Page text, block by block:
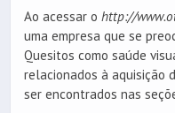
Ao acessar o http://
uma empresa que se
Quesitos como saúde
relacionados à aquisição
ser encontrados nas